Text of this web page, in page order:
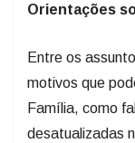
Orientações
Entre os
motivos que
Família, como
desatualizadas